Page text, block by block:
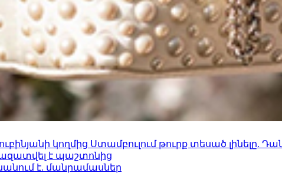
կողմից Ստամբուլում թուրք տեսած լինելը.
ազատվել է պաշտոնից
է. մանրամասներ